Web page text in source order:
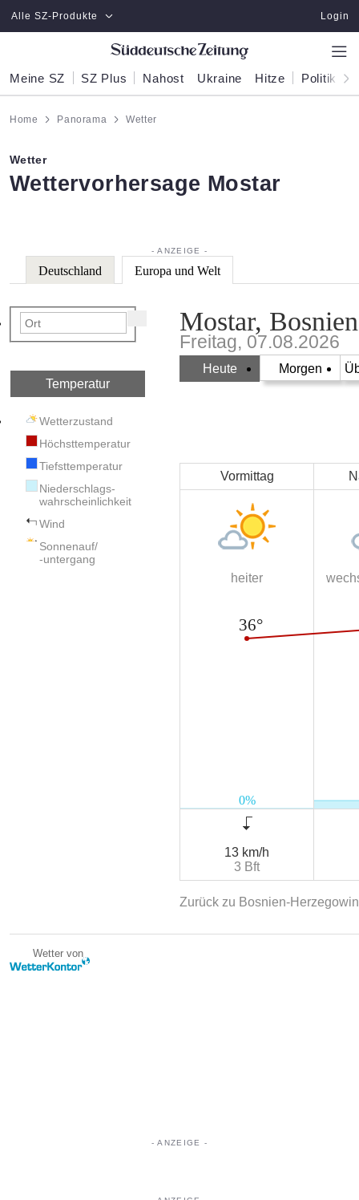
Zum Hauptinhalt springen
Alle SZ-Produkte Login
Meine SZ SZ Plus Nahost Ukraine Hitze Politik
Home Panorama Wetter
Wetter
:
Wettervorhersage Mostar
Deutschland Europa und Welt
Temperatur
Wetterzustand
Höchsttemperatur
Tiefsttemperatur
Niederschlags-
wahrscheinlichkeit
Wind
Sonnenauf/
-untergang
Mostar,
Freitag, 07.08.2026
Heute Morgen
Vormittag
heiter
13 km/h
3 Bft
Zurück zu Bosnien-
Wetter von